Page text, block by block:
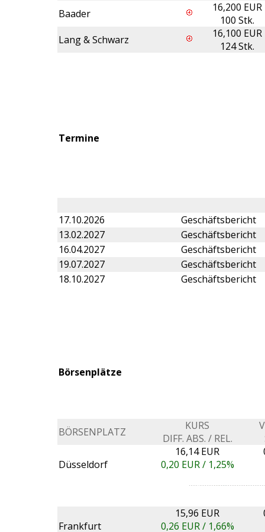
Baader
16,200 EUR
100 Stk.
Lang & Schwarz
16,100 EUR
124 Stk.
Termine
17.10.2026
Geschäftsbericht
13.02.2027
Geschäftsbericht
16.04.2027
Geschäftsbericht
19.07.2027
Geschäftsbericht
18.10.2027
Geschäftsbericht
Börsenplätze
BÖRSENPLATZ
KURS
DIFF. ABS. / REL.
Düsseldorf
16,14 EUR
0,20 EUR / 1,25%
Frankfurt
15,96 EUR
0,26 EUR / 1,66%